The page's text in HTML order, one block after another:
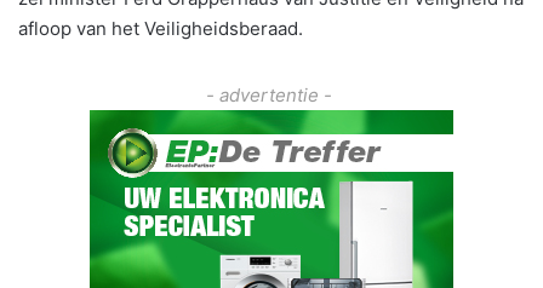
afloop van het Veiligheidsberaad.
- advertentie -